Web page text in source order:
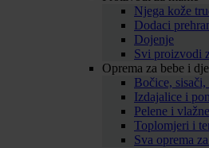
Njega kože
Dodaci
Dojenje
Svi proizvodi
Oprema za bebe i
Bočice,
Izdajalice i
Pelene i
Toplomjeri i
Sva oprema